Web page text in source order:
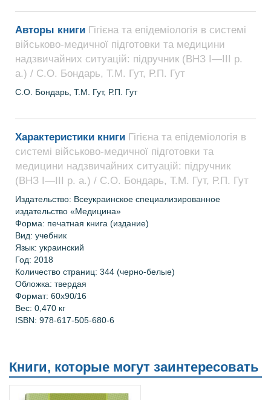
Авторы книги Гігієна та епідеміологія в системі
військово-медичної підготовки та медицини
надзвичайних ситуацій: підручник (ВНЗ І—ІІІ р.
а.) / С.О. Бондарь, Т.М. Гут, Р.П. Гут
С.О. Бондарь, Т.М. Гут, Р.П. Гут
Характеристики книги Гігієна та епідеміологія в
системі військово-медичної підготовки та
медицини надзвичайних ситуацій: підручник
(ВНЗ І—ІІІ р. а.) / С.О. Бондарь, Т.М. Гут, Р.П. Гут
Издательство: Всеукраинское специализированное
издательство «Медицина»
Форма: печатная книга (издание)
Вид: учебник
Язык: украинский
Год: 2018
Количество страниц: 344 (черно-белые)
Обложка: твердая
Формат: 60х90/16
Вес: 0,470 кг
ISBN: 978-617-505-680-6
Книги, которые могут заинтересовать